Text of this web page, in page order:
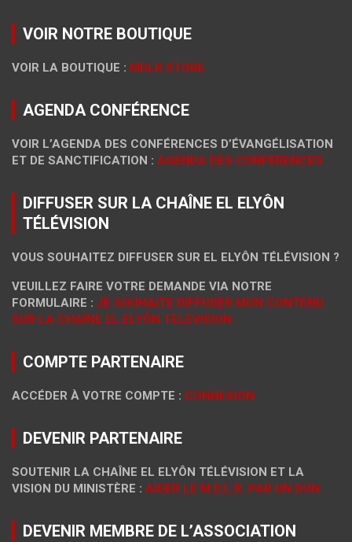
VOIR NOTRE BOUTIQUE
VOIR LA BOUTIQUE : MDLR STORE
AGENDA CONFÉRENCE
VOIR L’AGENDA DES CONFÉRENCES D’ÉVANGÉLISATION
ET DE SANCTIFICATION : AGENDA DES CONFÉRENCES
DIFFUSER SUR LA CHAÎNE EL ELYÔN
TÉLÉVISION
VOUS SOUHAITEZ DIFFUSER SUR EL ELYÔN TÉLÉVISION ?
VEUILLEZ FAIRE VOTRE DEMANDE VIA NOTRE
FORMULAIRE : JE SOUHAITE DIFFUSER MON CONTENU
SUR LA CHAÎNE EL ELYÔN TÉLÉVISION
COMPTE PARTENAIRE
ACCÉDER À VOTRE COMPTE : CONNEXION
DEVENIR PARTENAIRE
SOUTENIR LA CHAÎNE EL ELYÔN TÉLÉVISION ET LA
VISION DU MINISTÈRE : AIDER LE M.D.L.R. PAR UN DON
DEVENIR MEMBRE DE L’ASSOCIATION